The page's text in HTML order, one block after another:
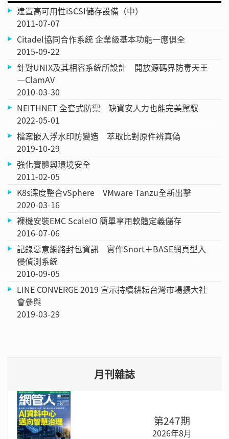
建置高可用性iSCSI儲存設備（中）
2011-07-07
Citadel協同合作系統 企業級基本功能一應俱全
2015-09-22
針對UNIX及其相容系統所設計 開放源碼界防毒天王
—ClamAV
2010-03-30
NEITHNET 全套式防禦 缺資安人力也能完美駕馭
2022-05-01
檔案嵌入浮水印防變造 萃取比對原件辨真偽
2019-10-29
強化實體與環境安全
2011-02-05
K8s深度整合vSphere VMware Tanzu全新出擊
2020-03-16
裸機安裝EMC ScaleIO 簡單享用軟體定義儲存
2016-07-06
記錄惡意網路封包資訊 實作Snort＋BASE網頁型入
侵偵測系統
2010-09-05
LINE CONVERGE 2019 宣示持續耕耘台灣市場擴大社
會參與
2019-03-29
月刊雜誌
第247期
2026年8月